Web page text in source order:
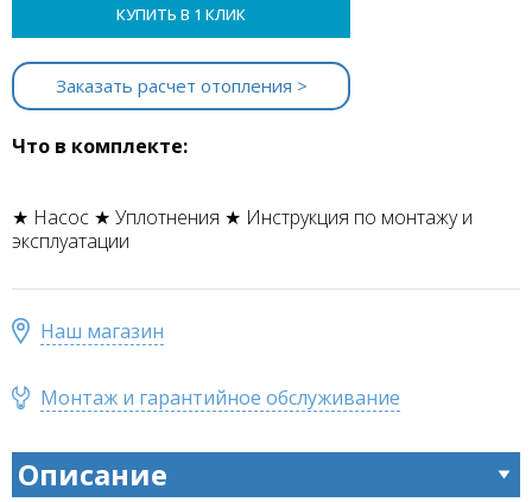
КУПИТЬ В 1 КЛИК
Заказать расчет отопления >
Что в комплекте:
★ Насос ★ Уплотнения ★ Инструкция по монтажу и
эксплуатации
Наш магазин
Монтаж и гарантийное обслуживание
Описание